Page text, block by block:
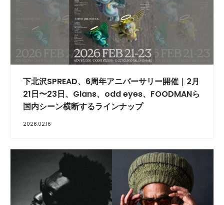
下北沢SPREAD、6周年アニバーサリー開催｜2月
21日〜23日、Glans、odd eyes、FOODMANら
国内シーン横断するラインナップ
2026.02.16